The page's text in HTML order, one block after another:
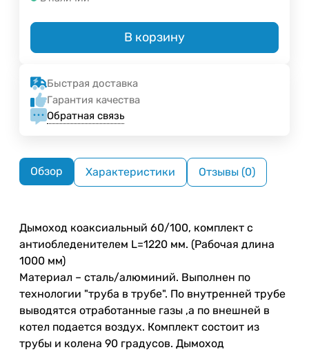
В корзину
Быстрая доставка
Гарантия качества
Обратная связь
Обзор Характеристики Отзывы (0)
Дымоход коаксиальный 60/100, комплект с
антиобледенителем L=1220 мм. (Рабочая длина
1000 мм)
Материал – сталь/алюминий. Выполнен по
технологии "труба в трубе". По внутренней трубе
выводятся отработанные газы ,а по внешней в
котел подается воздух. Комплект состоит из
трубы и колена 90 градусов. Дымоход